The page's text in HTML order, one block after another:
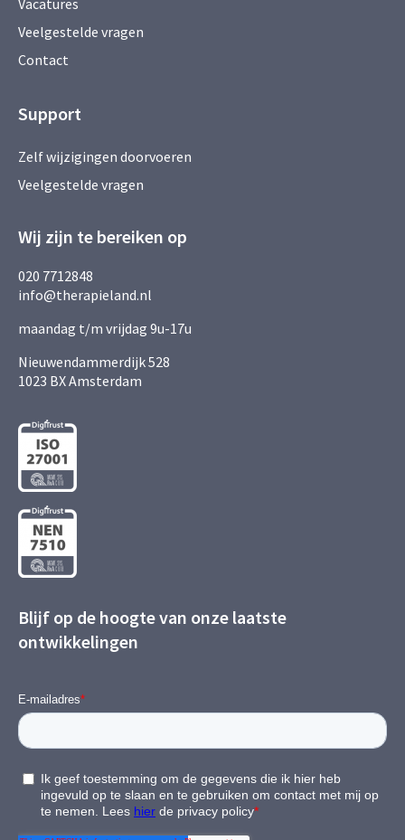
Vacatures
Veelgestelde vragen
Contact
Support
Zelf wijzigingen doorvoeren
Veelgestelde vragen
Wij zijn te bereiken op
020 7712848
info@therapieland.nl
maandag t/m vrijdag 9u-17u
Nieuwendammerdijk 528
1023 BX Amsterdam
Blijf op de hoogte van onze laatste
ontwikkelingen